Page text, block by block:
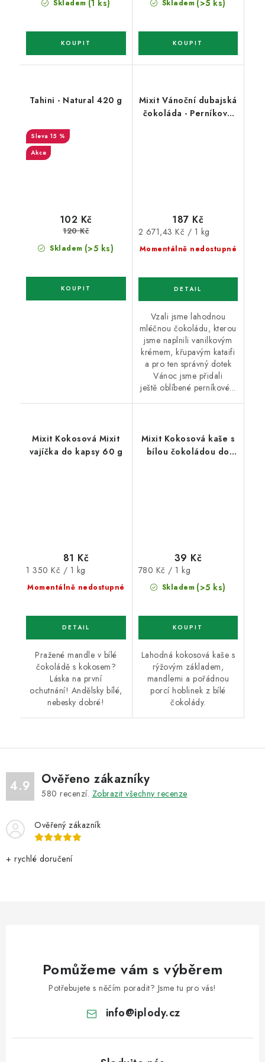
Skladem (1 ks) Skladem (>5 ks)
Tahini - Natural 420 g
15 %
Akce
Skladem (>5 ks)
102 Kč
120 Kč
Mixit Vánoční dubajská
čokoláda - Perníkové
Momentálně nedostupné
187 Kč
Měrná
cena:
2 671,43 Kč / 1 kg
Vzali jsme lahodnou
mléčnou čokoládu, kterou
jsme naplnili vanilkovým
krémem, křupavým kataifi
a pro ten správný dotek
Vánoc jsme přidali
ještě oblíbené perníkové...
Mixit Kokosová Mixit
vajíčka do kapsy 60 g
Momentálně nedostupné
81 Kč
Měrná
cena:
1 350 Kč / 1 kg
Pražené mandle v bílé
čokoládě s kokosem?
Láska na první
ochutnání! Andělsky bílé,
nebesky dobré!
Mixit Kokosová kaše s
bílou čokoládou do
Skladem (>5 ks)
39 Kč
Měrná
cena:
780 Kč / 1 kg
Lahodná kokosová kaše s
rýžovým základem,
mandlemi a pořádnou
porcí hoblinek z bílé
čokolády.
4.9 Ověřeno zákazníky
580 recenzí. Zobrazit všechny recenze
Ověřený zákazník
+ rychlé doručení
Pomůžeme vám s výběrem
Potřebujete s něčím poradit? Jsme tu pro vás!
info@iplody.cz